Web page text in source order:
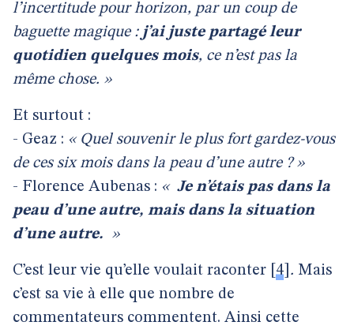
l’incertitude pour horizon, par un coup de
baguette magique : j’ai juste partagé leur
quotidien quelques mois, ce n’est pas la
même chose. »
Et surtout :
- Geaz : « Quel souvenir le plus fort gardez-vous
de ces six mois dans la peau d’une autre ? »
- Florence Aubenas : « Je n’étais pas dans la
peau d’une autre, mais dans la situation
d’une autre. »
C’est leur vie qu’elle voulait raconter 4 . Mais
c’est sa vie à elle que nombre de
commentateurs commentent. Ainsi cette